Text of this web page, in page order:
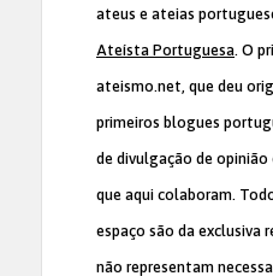
ateus e ateias
Ateísta Portuguesa. O
ateismo.net, que deu
primeiros blogues
de divulgação de
que aqui colaboram.
espaço são da exclusiva
não representam